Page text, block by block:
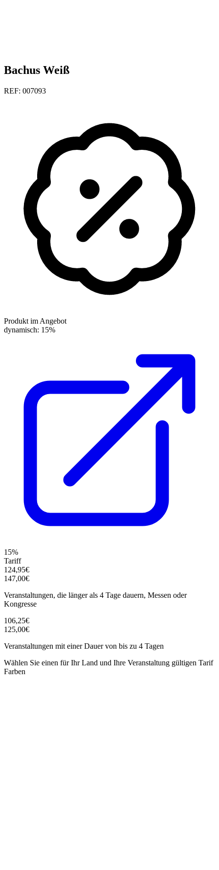
Bachus Weiß
REF: 007093
Produkt im Angebot
dynamisch: 15%
15%
Tariff
124,95€
147,00€
Veranstaltungen, die länger als 4 Tage dauern, Messen oder
Kongresse
106,25€
125,00€
Veranstaltungen mit einer Dauer von bis zu 4 Tagen
Wählen Sie einen für Ihr Land und Ihre Veranstaltung gültigen Tarif
Farben